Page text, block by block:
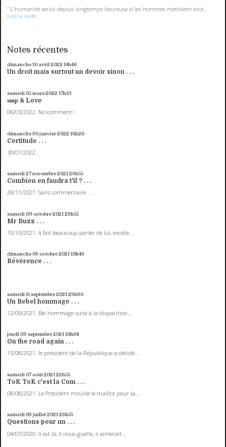
“ L'humanité serait depuis longtemps heureuse si les hommes mettaient tout...
Lire la suite
Notes récentes
dimanche 10 avril 2022 14h46
Un droit mais surtout un devoir sinon . . .
samedi 05mars 2022 17h19
мир & Love
06/03/2022. No comment !
dimanche 30janvier 2022 16h26
Certitude . . .
30/01/2022.
samedi 27novembre 2021 23h55
Combien en faudra t'il ? . . .
28/11/2021. Sans commentaire . . .
samedi 09 octobre 2021 23h55
Mr Buzz . . .
10/10/2021. Il fait beaucoup parler de lui, excelle...
dimanche 03 octobre 202110h43
Révérence . . .
samedi 11 septembre 2021 23h30
Un Bebel hommage . . .
12/09/2021. Bel hommage suite à la disparition...
jeudi 09 septembre 202110h38
On the road again . . .
15/08/2021. le président de la République a décidé...
samedi 07 août 2021 22h55
ToK ToK c'est la Com . . .
08/08/2021. Le Président mouille le maillot pour la...
samedi 03 juillet 202123h55
Questions pour un . . .
04/07/2020. Il est là, il nous guette, il aimerait...